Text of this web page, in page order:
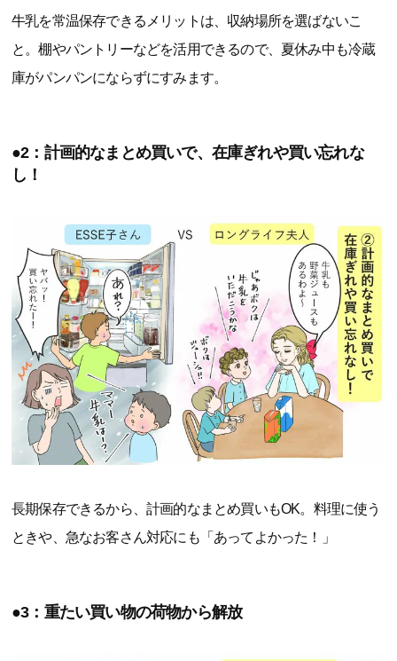
牛乳を常温保存できるメリットは、収納場所を選ばないこ
と。棚やパントリーなどを活用できるので、夏休み中も冷蔵
庫がパンパンにならずにすみます。
●2：計画的なまとめ買いで、在庫ぎれや買い忘れな
し！
長期保存できるから、計画的なまとめ買いもOK。料理に使う
ときや、急なお客さん対応にも「あってよかった！」
●3：重たい買い物の荷物から解放